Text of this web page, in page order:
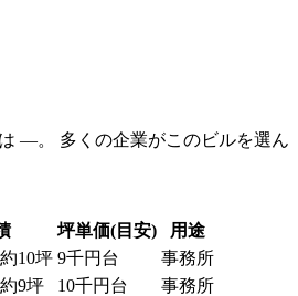
—。 多くの企業がこのビルを選ん
坪単価(目安)
用途
10坪 9千円台
事務所
9坪 10千円台 事務所